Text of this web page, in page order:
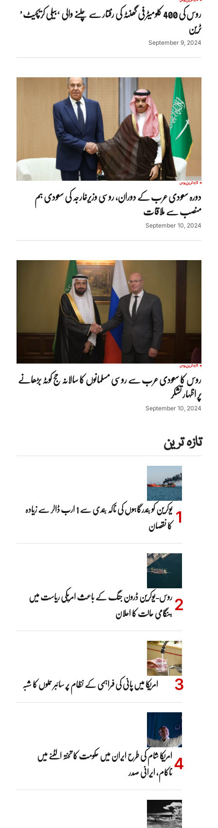
روس کی 400 کلومیٹر فی گھنٹہ کی رفتار سے چلنے والی ‘بیلی کریچیٹ’
ٹرین
September 9, 2024
تازہ ترینروس
دورہ سعودی عرب کے دوران، روسی وزیرخارجہ کی سعودی ہم
منصب سے ملاقات
September 10, 2024
تازہ ترینروس
روس کا سعودی عرب سے روسی مسلمانوں کا سالانہ حج کوٹہ بڑھانے
پر اظہار تشکر
September 10, 2024
تازہ ترین
یوکرین کو بندرگاہوں کی ناکہ بندی سے 1 ارب ڈالر سے زیادہ
کا نقصان
روس-یوکرین ڈرون جنگ کے باعث امریکی ریاست میں
ہنگامی حالت کا اعلان
امریکا میں پانی کی فراہمی کے نظام پر سائبر حملوں کا شبہ
امریکا شام کی طرح ایران میں حکومت کا تختہ الٹنے میں
ناکام، ایرانی صدر